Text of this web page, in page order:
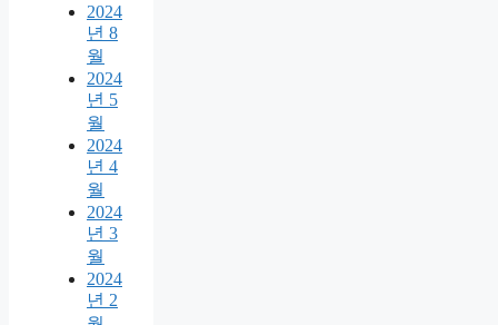
2024
년 8
월
2024
년 5
월
2024
년 4
월
2024
년 3
월
2024
년 2